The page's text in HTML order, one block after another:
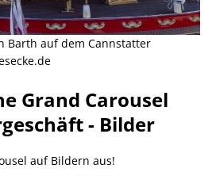
Barth auf dem Cannstatter
Grand Carousel
- Bilder
auf Bildern aus!